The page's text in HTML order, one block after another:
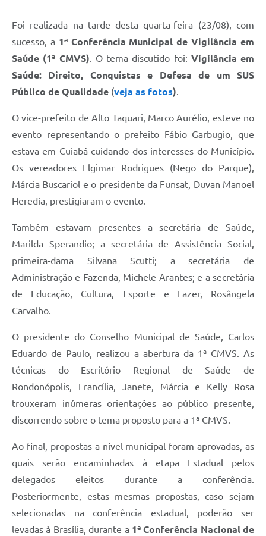
Foi realizada na tarde desta quarta-feira (23/08), com
sucesso, a 1ª Conferência Municipal de Vigilância em
Saúde (1ª CMVS). O tema discutido foi: Vigilância em
Saúde: Direito, Conquistas e Defesa de um SUS
Público de Qualidade (veja as fotos).
O vice-prefeito de Alto Taquari, Marco Aurélio, esteve no
evento representando o prefeito Fábio Garbugio, que
estava em Cuiabá cuidando dos interesses do Município.
Os vereadores Elgimar Rodrigues (Nego do Parque),
Márcia Buscariol e o presidente da Funsat, Duvan Manoel
Heredia, prestigiaram o evento.
Também estavam presentes a secretária de Saúde,
Marilda Sperandio; a secretária de Assistência Social,
primeira-dama Silvana Scutti; a secretária de
Administração e Fazenda, Michele Arantes; e a secretária
de Educação, Cultura, Esporte e Lazer, Rosângela
Carvalho.
O presidente do Conselho Municipal de Saúde, Carlos
Eduardo de Paulo, realizou a abertura da 1ª CMVS. As
técnicas do Escritório Regional de Saúde de
Rondonópolis, Francília, Janete, Márcia e Kelly Rosa
trouxeram inúmeras orientações ao público presente,
discorrendo sobre o tema proposto para a 1ª CMVS.
Ao final, propostas a nível municipal foram aprovadas, as
quais serão encaminhadas à etapa Estadual pelos
delegados eleitos durante a conferência.
Posteriormente, estas mesmas propostas, caso sejam
selecionadas na conferência estadual, poderão ser
levadas à Brasília, durante a 1ª Conferência Nacional de